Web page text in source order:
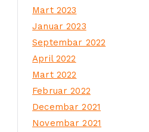
Mart 2023
Januar 2023
Septembar 2022
April 2022
Mart 2022
Februar 2022
Decembar 2021
Novembar 2021